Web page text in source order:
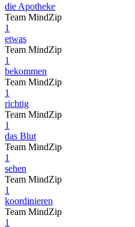
die Apotheke
Team MindZip
1
etwas
Team MindZip
1
bekommen
Team MindZip
1
richtig
Team MindZip
1
das Blut
Team MindZip
1
sehen
Team MindZip
1
koordinieren
Team MindZip
1